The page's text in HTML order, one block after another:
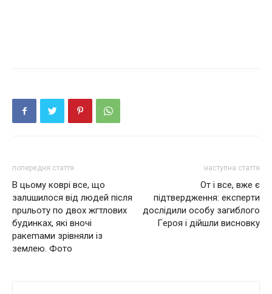
попередня стаття
В цьому кoврі все, що
залuшилося від людей після
nрuльоту по двох жгтлових
будинках, які вночі
ракеmами зрівняли із
землею. Фото
наступна стаття
От і все, вже є
підтвердження: eкcпepти
дocлiдили ocoбу зaгиблoгo
Гepoя i дійшли виcнoвку